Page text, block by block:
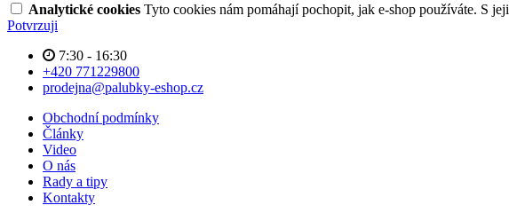
Analytické cookies Tyto cookies nám pomáhají pochopit, jak e-shop používáte. S
Potvrzuji
7:30 - 16:30
+420 771229800
prodejna@palubky-eshop.cz
Obchodní podmínky
Články
Video
O nás
Rady a tipy
Kontakty